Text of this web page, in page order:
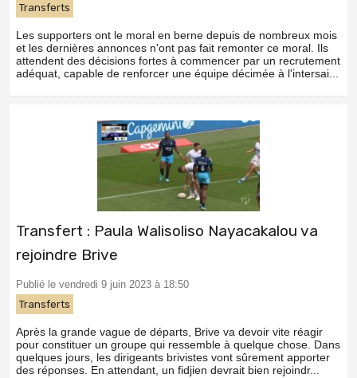
Transferts
Les supporters ont le moral en berne depuis de nombreux mois
et les dernières annonces n'ont pas fait remonter ce moral. Ils
attendent des décisions fortes à commencer par un recrutement
adéquat, capable de renforcer une équipe décimée à l'intersai...
Transfert : Paula Walisoliso Nayacakalou va
rejoindre Brive
Publié le vendredi 9 juin 2023 à 18:50
Transferts
Après la grande vague de départs, Brive va devoir vite réagir
pour constituer un groupe qui ressemble à quelque chose. Dans
quelques jours, les dirigeants brivistes vont sûrement apporter
des réponses. En attendant, un fidjien devrait bien rejoindr...